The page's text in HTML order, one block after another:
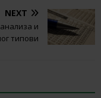
NEXT
и
типови